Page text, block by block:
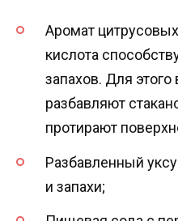
Аромат
кислота
запахов. Для
разбавляют
протирают
Разбавленный
и запахи;